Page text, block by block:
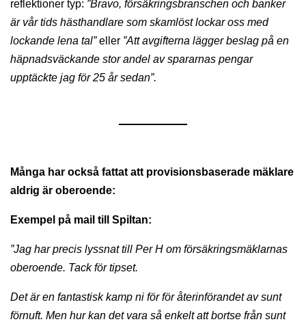
reflektioner typ: ”Bravo, försäkringsbranschen och banker
är vår tids hästhandlare som skamlöst lockar oss med
lockande lena tal”eller ”Att avgifterna lägger beslag på en
häpnadsväckande stor andel av spararnas pengar
upptäckte jag för 25 år sedan”.
Många har också fattat att provisionsbaserade mäklare
aldrig är oberoende:
Exempel på mail till Spiltan:
”Jag har precis lyssnat till Per H om försäkringsmäklarnas
oberoende. Tack för tipset.
Det är en fantastisk kamp ni för för återinförandet av sunt
förnuft. Men hur kan det vara så enkelt att bortse från sunt